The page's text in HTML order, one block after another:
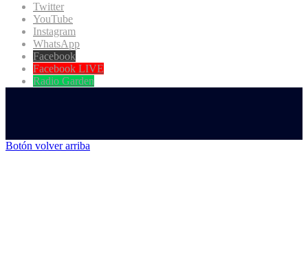
Twitter
YouTube
Instagram
WhatsApp
Facebook
Facebook LIVE
Radio Garden
Botón volver arriba